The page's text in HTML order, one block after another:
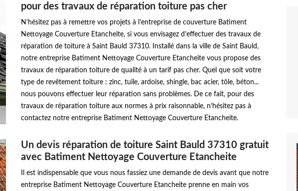
pour des travaux de réparation toiture pas cher
N’hésitez pas à remettre vos projets à l’entreprise de couverture Batiment
Nettoyage Couverture Etancheite, si vous envisagez d’effectuer des travaux de
réparation de toiture à Saint Bauld 37310. Installé dans la ville de Saint Bauld,
notre entreprise Batiment Nettoyage Couverture Etancheite vous propose des
travaux de réparation toiture de qualité à un tarif pas cher. Quel que soit votre
type de revêtement toiture : zinc, tuile, ardoise, shingle, bac acier, tôle, béton...
nous pouvons effectuer leur réparation sans problèmes. De ce fait, pour des
travaux de réparation toiture aux normes à prix raisonnable, n’hésitez pas à
contactez notre entreprise Batiment Nettoyage Couverture Etancheite.
Un devis réparation de toiture Saint Bauld 37310 gratuit
avec Batiment Nettoyage Couverture Etancheite
Il est indispensable que vous nous fassiez une demande de devis avant que notre
entreprise Batiment Nettoyage Couverture Etancheite prenne en main vos